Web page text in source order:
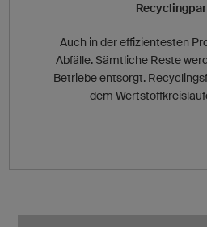
Auch in der effizientesten
Abfälle. Sämtliche Reste
Betriebe entsorgt.
dem